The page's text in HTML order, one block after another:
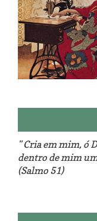
Reforma do sofá,
patchwork!
" Cria em mim, ó
dentro de mim
(Salmo 51)